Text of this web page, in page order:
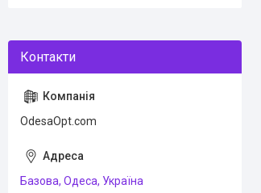
OdesaOpt.com
Базова, Одеса, Україна